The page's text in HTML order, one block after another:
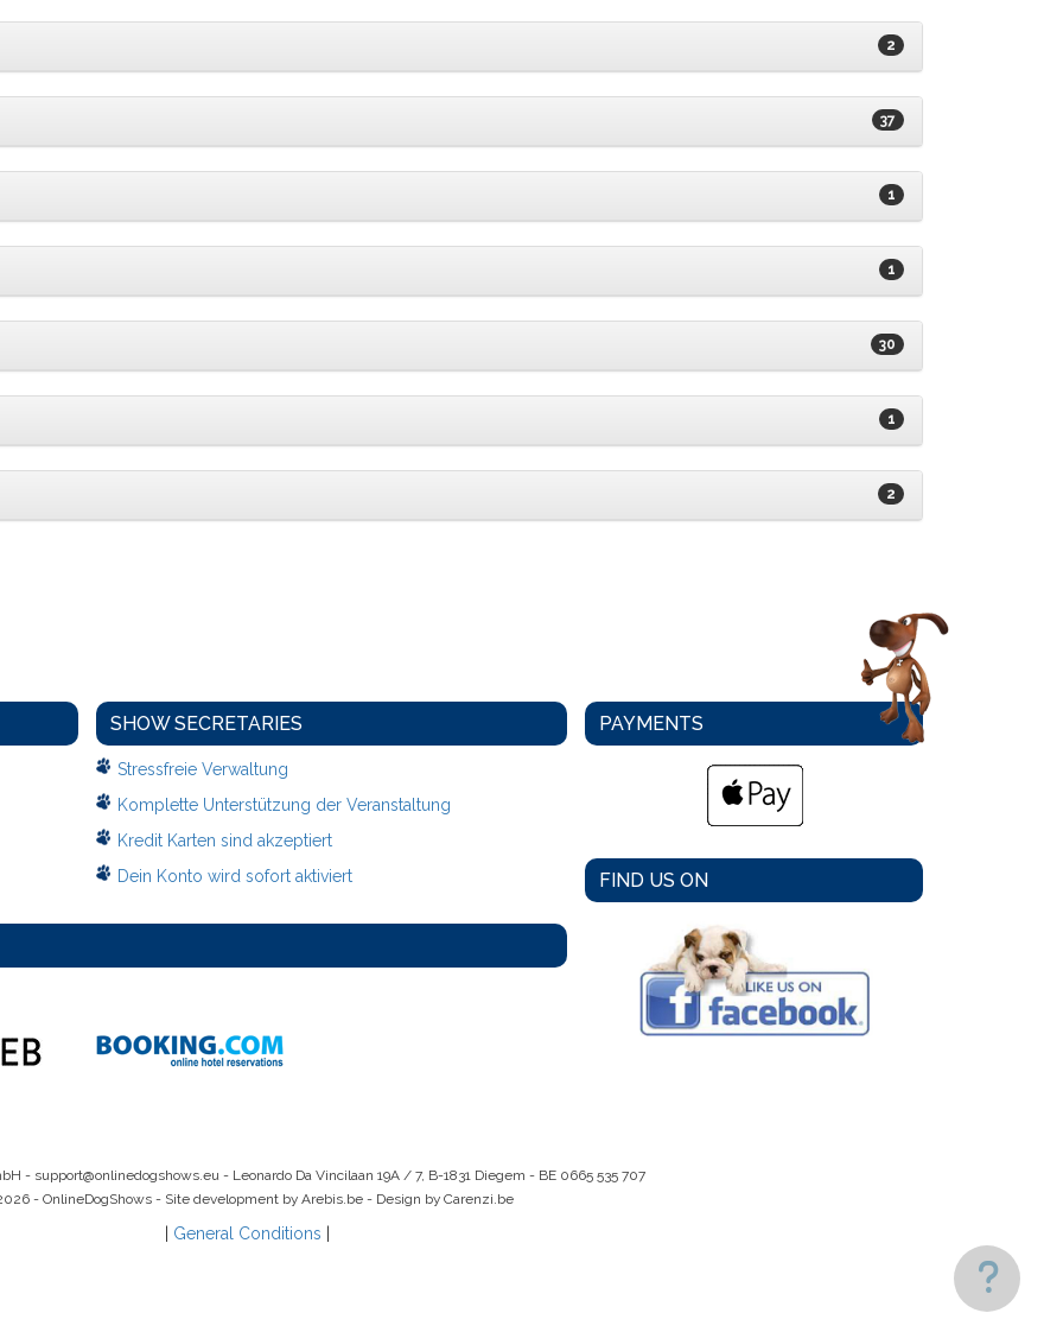
2
37
1
1
30
1
2
SHOW SECRETARIES
Stressfreie Verwaltung
Komplette Unterstützung der Veranstaltung
Kredit Karten sind akzeptiert
Dein Konto wird sofort aktiviert
PAYMENTS
FIND US ON
- support@onlinedogshows.eu- Leonardo Da Vincilaan 19A / 7, B-1831 Diegem - BE 0665 535 707
- OnlineDogShows - Site development by Arebis.be - Design by Carenzi.be
General Conditions